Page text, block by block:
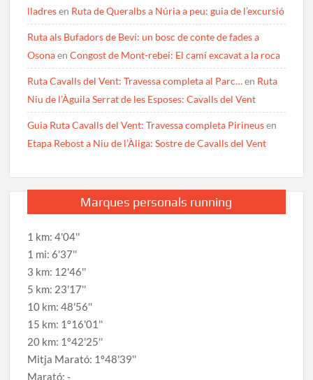
lladresen Ruta de Queralbs a Núria a peu: guia de l’excursió
Ruta als Bufadors de Beví: un bosc de conte de fades a
OsonaenCongost de Mont-rebei: El camí excavat a la roca
Ruta Cavalls del Vent: Travessa completa al Parc…en Ruta
Niu de l’Àguila Serrat de les Esposes: Cavalls del Vent
Guia Ruta Cavalls del Vent: Travessa completa Pirineusen
Etapa Rebost a Niu de l’Àliga: Sostre de Cavalls del Vent
Marques personals running
1 km: 4'04''
1 mi: 6'37''
3 km: 12'46''
5 km: 23'17''
10 km: 48'56''
15 km: 1º16'01''
20 km: 1º42'25''
Mitja Marató: 1º48'39''
Marató: -